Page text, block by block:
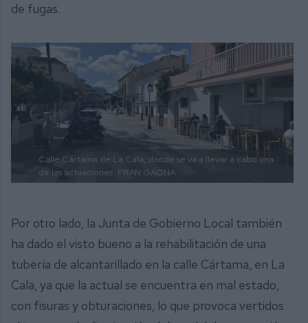
de fugas.
Calle Cártama de La Cala, donde se va a llevar a cabo una
de las actuaciones. FRAN GAONA
Por otro lado, la Junta de Gobierno Local también
ha dado el visto bueno a la rehabilitación de una
tubería de alcantarillado en la calle Cártama, en La
Cala, ya que la actual se encuentra en mal estado,
con fisuras y obturaciones, lo que provoca vertidos